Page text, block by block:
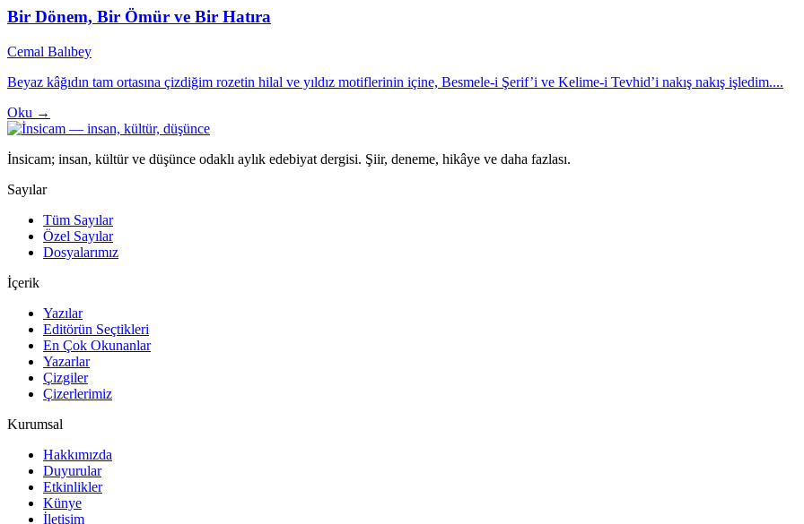
Bir Dönem, Bir Ömür ve Bir Hatıra
Cemal Balıbey
Beyaz kâğıdın tam ortasına çizdiğim rozetin hilal ve yıldız motiflerinin içine, Besmele-i Şerif’i ve Kelime-i Tevhid’i nakış nakış işledim....
Oku →
İnsicam; insan, kültür ve düşünce odaklı aylık edebiyat dergisi. Şiir, deneme, hikâye ve daha fazlası.
Sayılar
Tüm Sayılar
Özel Sayılar
Dosyalarımız
İçerik
Yazılar
Editörün Seçtikleri
En Çok Okunanlar
Yazarlar
Çizgiler
Çizerlerimiz
Kurumsal
Hakkımızda
Duyurular
Etkinlikler
Künye
İletişim